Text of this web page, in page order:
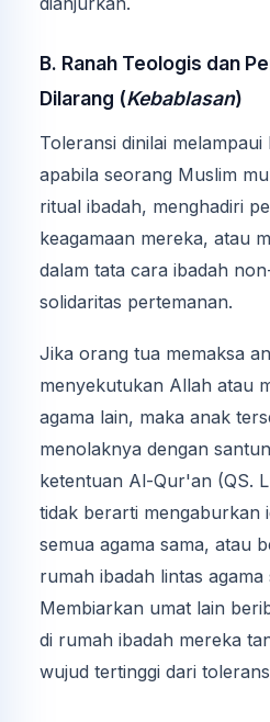
B. Ranah Teologis dan
Dilarang (Kebablasan)
Toleransi dinilai melampaui
apabila seorang Muslim
ritual ibadah, menghadiri
keagamaan mereka, atau
dalam tata cara ibadah
solidaritas pertemanan.
Jika orang tua memaksa
menyekutukan Allah atau
agama lain, maka anak
menolaknya dengan
ketentuan Al-Qur'an (QS.
tidak berarti mengaburkan
semua agama sama, atau
rumah ibadah lintas agama
Membiarkan umat lain
di rumah ibadah mereka
wujud tertinggi dari